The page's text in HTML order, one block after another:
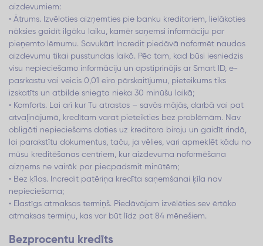
aizdevumiem:
• Ātrums. Izvēloties aizņemties pie banku kreditoriem, lielākoties
nāksies gaidīt ilgāku laiku, kamēr saņemsi informāciju par
pieņemto lēmumu. Savukārt Incredit piedāvā noformēt naudas
aizdevumu tikai pusstundas laikā. Pēc tam, kad būsi iesniedzis
visu nepieciešamo informāciju un apstiprinājis ar Smart ID, e-
pasrkastu vai veicis 0,01 eiro pārskaitījumu, pieteikums tiks
izskatīts un atbilde sniegta nieka 30 minūšu laikā;
• Komforts. Lai arī kur Tu atrastos – savās mājās, darbā vai pat
atvaļinājumā, kredītam varat pieteikties bez problēmām. Nav
obligāti nepieciešams doties uz kreditora biroju un gaidīt rindā,
lai parakstītu dokumentus, taču, ja vēlies, vari apmeklēt kādu no
mūsu kreditēšanas centriem, kur aizdevuma noformēšana
aizņems ne vairāk par piecpadsmit minūtēm;
• Bez ķīlas. Incredit patēriņa kredīta saņemšanai ķīla nav
nepieciešama;
• Elastīgs atmaksas termiņš. Piedāvājam izvēlēties sev ērtāko
atmaksas termiņu, kas var būt līdz pat 84 mēnešiem.
Bezprocentu kredīts